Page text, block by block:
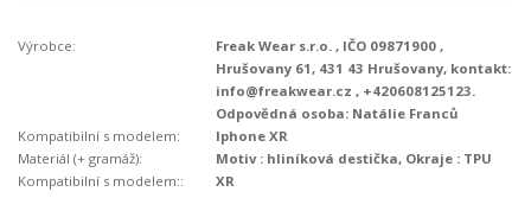
Výrobce:
Freak Wear s.r.o. , IČO 09871900 ,
Hrušovany 61, 431 43 Hrušovany, kontakt:
info@freakwear.cz , +420608125123.
Odpovědná osoba: Natálie Franců
Kompatibilní s modelem:
Iphone XR
Materiál (+ gramáž):
Motiv : hliníková destička, Okraje : TPU
Kompatibilní s modelem::
XR